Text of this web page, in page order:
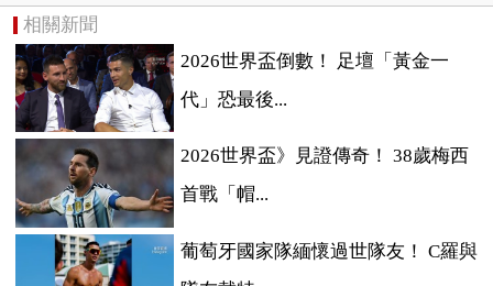
相關新聞
2026世界盃倒數！ 足壇「黃金一
代」恐最後...
2026世界盃》見證傳奇！ 38歲梅西
首戰「帽...
葡萄牙國家隊緬懷過世隊友！ C羅與